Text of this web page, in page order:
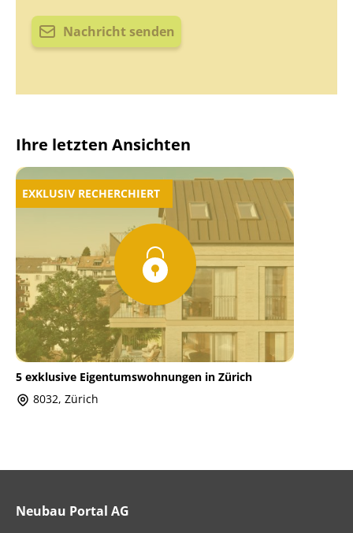
Nachricht senden
Ihre letzten Ansichten
EXKLUSIV RECHERCHIERT
5 exklusive Eigentumswohnungen in Zürich
8032, Zürich
Neubau Portal AG